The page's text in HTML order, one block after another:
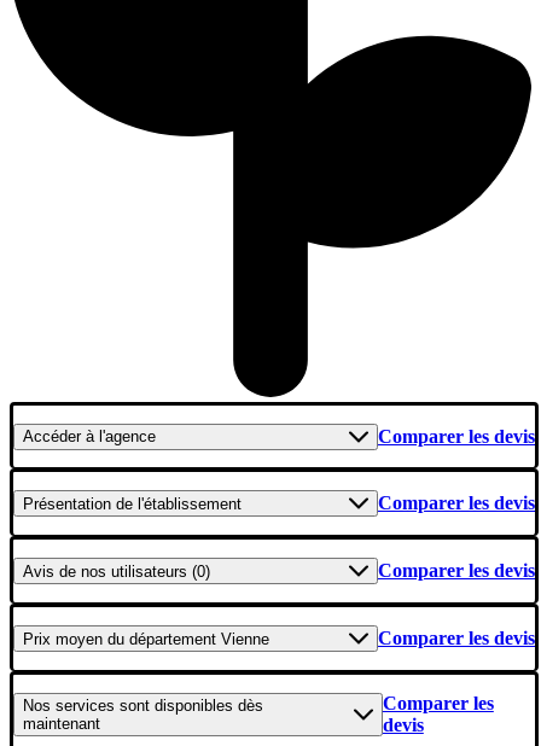
Accéderà l'agence Comparer les devis
Présentation de l'établissement Comparer les devis
Avis de nos utilisateurs (0) Comparer les devis
Prix moyen du département Vienne Comparer les devis
Nos services sont disponibles dès
maintenant
Comparer les
devis